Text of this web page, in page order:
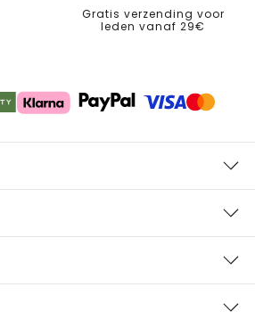
Gratis verzending voor
leden vanaf 29€